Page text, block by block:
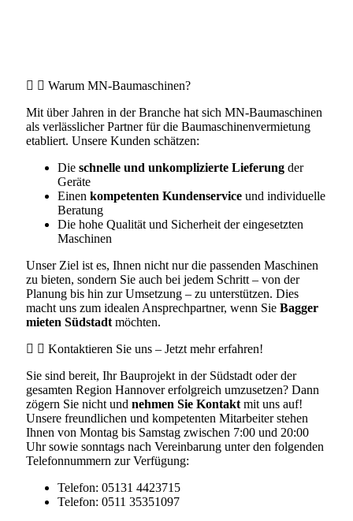
Warum MN-Baumaschinen?
Mit über Jahren in der Branche hat sich MN-Baumaschinen
als verlässlicher Partner für die Baumaschinenvermietung
etabliert. Unsere Kunden schätzen:
Die schnelle und unkomplizierte Lieferung der
Geräte
Einen kompetenten Kundenservice und individuelle
Beratung
Die hohe Qualität und Sicherheit der eingesetzten
Maschinen
Unser Ziel ist es, Ihnen nicht nur die passenden Maschinen
zu bieten, sondern Sie auch bei jedem Schritt – von der
Planung bis hin zur Umsetzung – zu unterstützen. Dies
macht uns zum idealen Ansprechpartner, wenn Sie Bagger
mieten Südstadt möchten.
Kontaktieren Sie uns – Jetzt mehr erfahren!
Sie sind bereit, Ihr Bauprojekt in der Südstadt oder der
gesamten Region Hannover erfolgreich umzusetzen? Dann
zögern Sie nicht und nehmen Sie Kontakt mit uns auf!
Unsere freundlichen und kompetenten Mitarbeiter stehen
Ihnen von Montag bis Samstag zwischen 7:00 und 20:00
Uhr sowie sonntags nach Vereinbarung unter den folgenden
Telefonnummern zur Verfügung:
Telefon: 05131 4423715
Telefon: 0511 35351097